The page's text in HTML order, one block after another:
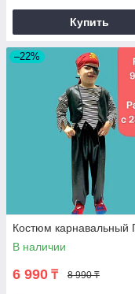
Купить
–22%
Костюм карнавальный
В наличии
6 990 ₸ 8 990 ₸